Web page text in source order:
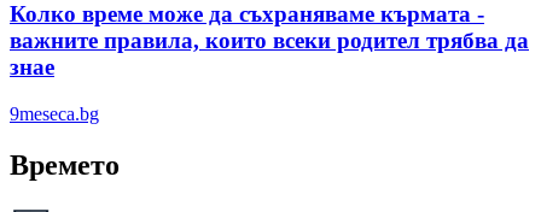
Колко време може да съхраняваме кърмата -
важните правила, които всеки родител трябва да
знае
9meseca.bg
Времето